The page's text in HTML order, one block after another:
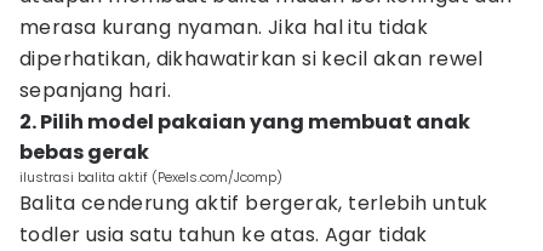
merasa kurang nyaman. Jika hal itu tidak
diperhatikan, dikhawatirkan si kecil akan rewel
sepanjang hari.
2. Pilih model pakaian yang membuat anak
bebas gerak
ilustrasi balita aktif (Pexels.com/Jcomp)
Balita cenderung aktif bergerak, terlebih untuk
todler usia satu tahun ke atas. Agar tidak